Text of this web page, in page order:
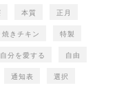
本質 正月
焼きチキン 特製
自分を愛する 自由
通知表 選択